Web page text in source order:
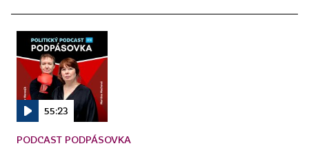
55:23
PODCAST PODPÁSOVKA